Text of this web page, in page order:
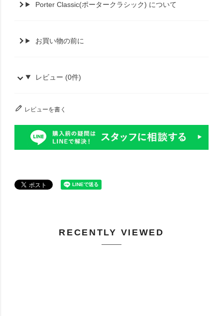
Porter Classic(ポータークラシック) について
お買い物の前に
レビュー (0件)
レビューを書く
RECENTLY VIEWED